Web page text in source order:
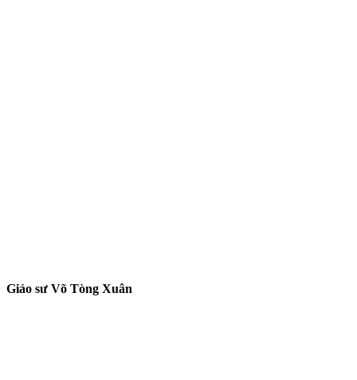
Giáo sư Võ Tòng Xuân